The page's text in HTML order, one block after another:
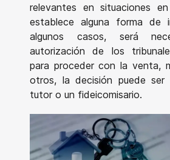
relevantes en situaciones
establece alguna forma de
algunos casos, será
autorización de los
para proceder con la venta,
otros, la decisión puede
tutor o un fideicomisario.